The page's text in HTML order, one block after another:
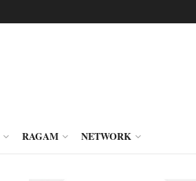
RAGAM NETWORK